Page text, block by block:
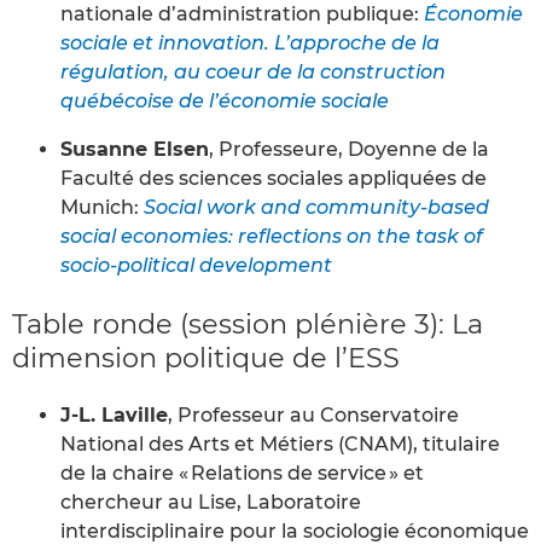
nationale d’administration publique: Économie
sociale et innovation. L’approche de la
régulation, au coeur de la construction
québécoise de l’économie sociale
Susanne Elsen, Professeure, Doyenne de la
Faculté des sciences sociales appliquées de
Munich: Social work and community-based
social economies: reflections on the task of
socio-political development
Table ronde (session plénière 3): La
dimension politique de l’ESS
J-L. Laville, Professeur au Conservatoire
National des Arts et Métiers (CNAM), titulaire
de la chaire « Relations de service » et
chercheur au Lise, Laboratoire
interdisciplinaire pour la sociologie économique